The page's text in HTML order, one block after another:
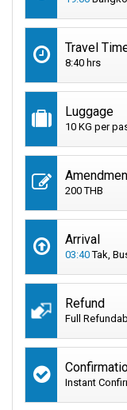
Travel
8:40 hrs
Luggage
10 KG per
200 THB
Arrival
03:40Tak,
Refund
Full
Instant